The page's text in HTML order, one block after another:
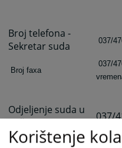
Broj telefona -
Sekretar suda
037/
Broj faxa
037/
Odjeljenje suda u
Bužimu
037/
037/
Korištenje